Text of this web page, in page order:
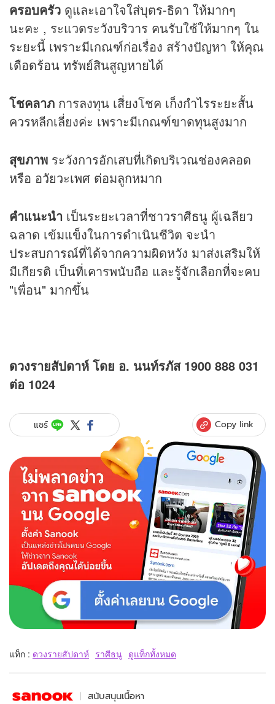
ครอบครัว ดูและเอาใจใส่บุตร-ธิดา ให้มากๆ
นะคะ , ระแวดระวังบริวาร คนรับใช้ให้มากๆ ใน
ระยะนี้ เพราะมีเกณฑ์ก่อเรื่อง สร้างปัญหา ให้คุณ
เดือดร้อน ทรัพย์สินสูญหายได้
โชคลาภ การลงทุน เสี่ยงโชค เก็งกำไรระยะสั้น
ควรหลีกเลี่ยงค่ะ เพราะมีเกณฑ์ขาดทุนสูงมาก
สุขภาพ ระวังการอักเสบที่เกิดบริเวณช่องคลอด
หรือ อวัยวะเพศ ต่อมลูกหมาก
คำแนะนำ เป็นระยะเวลาที่ชาวราศีธนู ผู้เฉลียว
ฉลาด เข้มแข็งในการดำเนินชีวิต จะนำ
ประสบการณ์ที่ได้จากความผิดหวัง มาส่งเสริมให้
มีเกียรติ เป็นที่เคารพนับถือ และรู้จักเลือกที่จะคบ
"เพื่อน" มากขึ้น
ดวงรายสัปดาห์ โดย อ. นนท์รภัส 1900 888 031
ต่อ 1024
แชร์ Copy link
แท็ก : ดวงรายสัปดาห์ ราศีธนู ดูแท็กทั้งหมด
สนับสนุนเนื้อหา